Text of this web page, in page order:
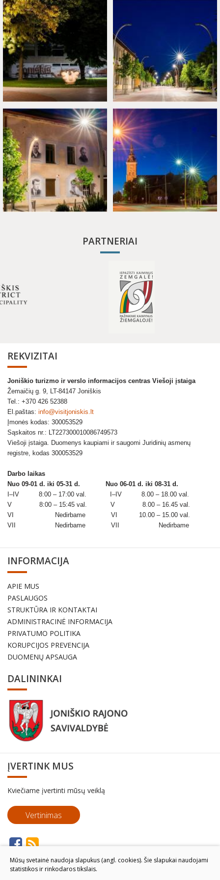
PARTNERIAI
REKVIZITAI
Joniškio turizmo ir verslo informacijos centras Viešoji įstaiga
Žemaičių g. 9, LT-84147 Joniškis
Tel.: +370 426 52388
El.paštas: info@visitjoniskis.lt
Įmonės kodas: 300053529
Sąskaitos nr.: LT227300010086749573
Viešoji įstaiga. Duomenys kaupiami ir saugomi Juridinių asmenų
registre, kodas 300053529
Darbo laikas
Nuo 09-01 d. iki 05-31 d.
Nuo 06-01 d. iki 08-31 d.
I–IV 8:00 – 17:00 val. I–IV 8.00 – 18.00 val.
V 8:00 – 15:45 val. V 8.00 – 16.45 val.
VI Nedirbame VI 10.00 – 15.00 val.
VII Nedirbame VII Nedirbame
INFORMACIJA
APIE MUS
PASLAUGOS
STRUKTŪRA IR KONTAKTAI
ADMINISTRACINĖ INFORMACIJA
PRIVATUMO POLITIKA
KORUPCIJOS PREVENCIJA
DUOMENŲ APSAUGA
DALININKAI
ĮVERTINK MUS
Kviečiame įvertinti mūsų veiklą
Vertinimas
Mūsų svetainė naudoja slapukus (angl. cookies). Šie slapukai naudojami
statistikos ir rinkodaros tikslais.